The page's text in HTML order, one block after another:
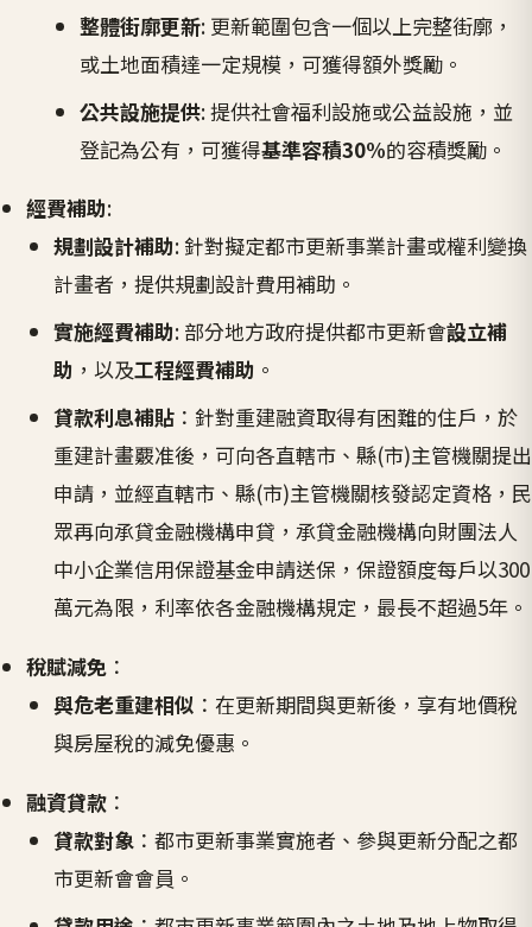
整體街廓更新: 更新範圍包含一個以上完整街廓，
或土地面積達一定規模，可獲得額外獎勵。
公共設施提供: 提供社會福利設施或公益設施，並
登記為公有，可獲得基準容積30%的容積獎勵。
經費補助:
規劃設計補助: 針對擬定都市更新事業計畫或權利變換
計畫者，提供規劃設計費用補助。
實施經費補助: 部分地方政府提供都市更新會設立補
助 ，以及工程經費補助 。
貸款利息補貼：針對重建融資取得有困難的住戶，於
重建計畫覈准後，可向各直轄市、縣(市)主管機關提出
申請，並經直轄市、縣(市)主管機關核發認定資格，民
眾再向承貸金融機構申貸，承貸金融機構向財團法人
中小企業信用保證基金申請送保，保證額度每戶以300
萬元為限，利率依各金融機構規定，最長不超過5年。
稅賦減免 ：
與危老重建相似 ：在更新期間與更新後，享有地價稅
與房屋稅的減免優惠。
融資貸款 ：
貸款對象：都市更新事業實施者、參與更新分配之都
市更新會會員。